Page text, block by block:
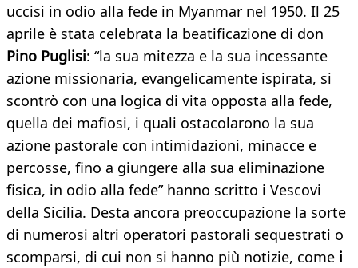
uccisi in odio alla fede in Myanmar nel 1950. Il 25
aprile è stata celebrata la beatificazione di don
Pino Puglisi: “la sua mitezza e la sua incessante
azione missionaria, evangelicamente ispirata, si
scontrò con una logica di vita opposta alla fede,
quella dei mafiosi, i quali ostacolarono la sua
azione pastorale con intimidazioni, minacce e
percosse, fino a giungere alla sua eliminazione
fisica, in odio alla fede” hanno scritto i Vescovi
della Sicilia. Desta ancora preoccupazione la sorte
di numerosi altri operatori pastorali sequestrati o
scomparsi, di cui non si hanno più notizie, come i